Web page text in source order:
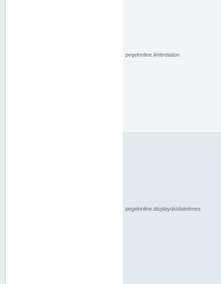
pegelonline.limitrelation
pegelonline.displaydstdatetimes